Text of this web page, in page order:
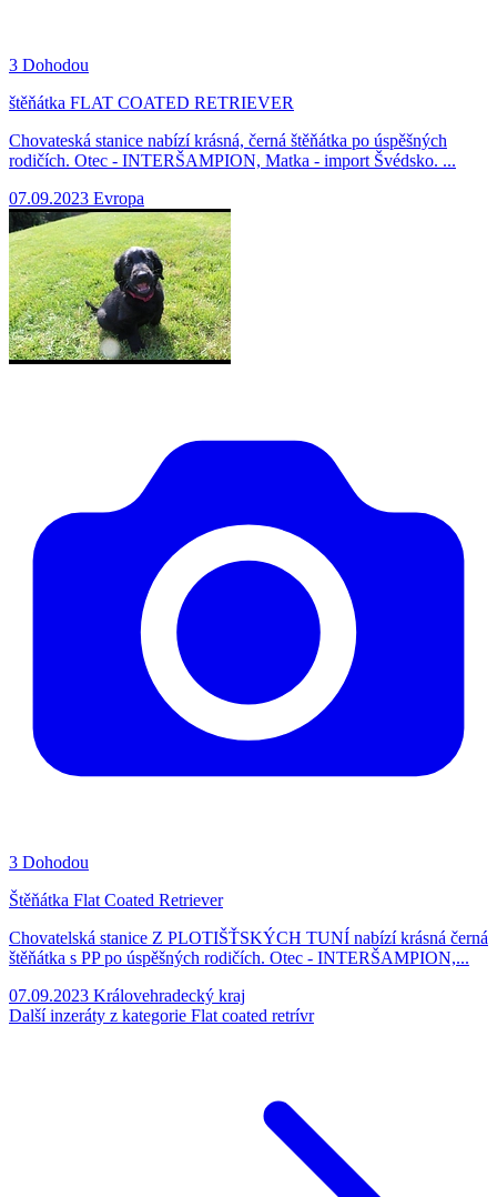
3 Dohodou
štěňátka FLAT COATED RETRIEVER
Chovateská stanice nabízí krásná, černá štěňátka po úspěšných
rodičích. Otec - INTERŠAMPION, Matka - import Švédsko. ...
07.09.2023 Evropa
3 Dohodou
Štěňátka Flat Coated Retriever
Chovatelská stanice Z PLOTIŠŤSKÝCH TUNÍ nabízí krásná černá
štěňátka s PP po úspěšných rodičích. Otec - INTERŠAMPION,...
07.09.2023 Královehradecký kraj
Další inzeráty z kategorie Flat coated retrívr